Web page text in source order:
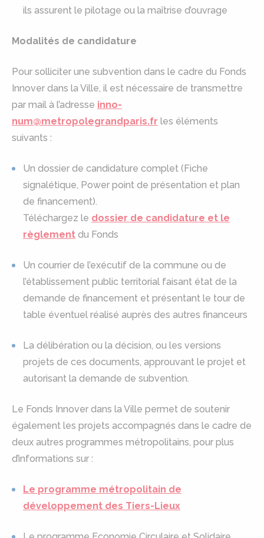
ils assurent le pilotage ou la maîtrise d’ouvrage
Modalités de candidature
Pour solliciter une subvention dans le cadre du Fonds
Innover dans la Ville, il est nécessaire de transmettre
par mail à l’adresse inno-
num@metropolegrandparis.fr les éléments
suivants :
Un dossier de candidature complet (Fiche
signalétique, Power point de présentation et plan
de financement).
Téléchargez le dossier de candidature et le
règlement du Fonds
Un courrier de l’exécutif de la commune ou de
l’établissement public territorial faisant état de la
demande de financement et présentant le tour de
table éventuel réalisé auprès des autres financeurs
La délibération ou la décision, ou les versions
projets de ces documents, approuvant le projet et
autorisant la demande de subvention.
Le Fonds Innover dans la Ville permet de soutenir
également les projets accompagnés dans le cadre de
deux autres programmes métropolitains, pour plus
d’informations sur :
Le programme métropolitain de
développement des Tiers-Lieux